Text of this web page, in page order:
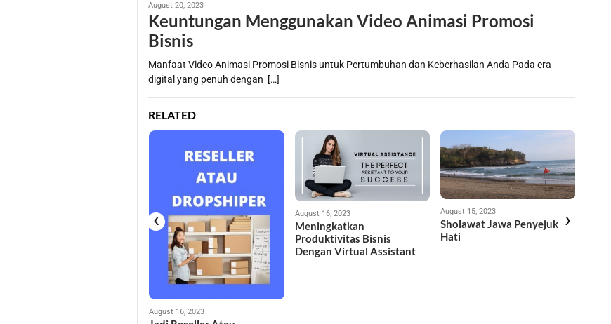
August 20, 2023
Keuntungan Menggunakan Video Animasi Promosi
Bisnis
Manfaat Video Animasi Promosi Bisnis untuk Pertumbuhan dan Keberhasilan Anda Pada era
digital yang penuh dengan […]
RELATED
August 16, 2023
August 16, 2023
Meningkatkan
Produktivitas Bisnis
Dengan Virtual Assistant
August 15, 2023
Sholawat Jawa Penyejuk
Hati
‹ ›